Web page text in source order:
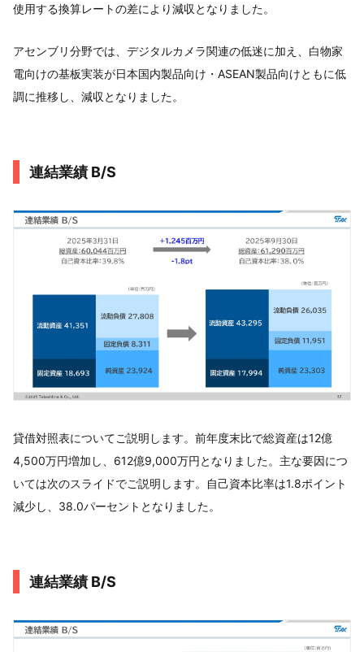
使用する換算レートの差により減収となりました。
アセンブリ分野では、デジタルカメラ関連の低迷に加え、白物家
電向けの基板実装が日本国内製品向け・ASEAN製品向けともに低
調に推移し、減収となりました。
連結業績 B/S
貸借対照表についてご説明します。前年度末比で総資産は12億
4,500万円増加し、612億9,000万円となりました。主な要因につ
いては次のスライドでご説明します。自己資本比率は1.8ポイント
減少し、38.0パーセントとなりました。
連結業績 B/S